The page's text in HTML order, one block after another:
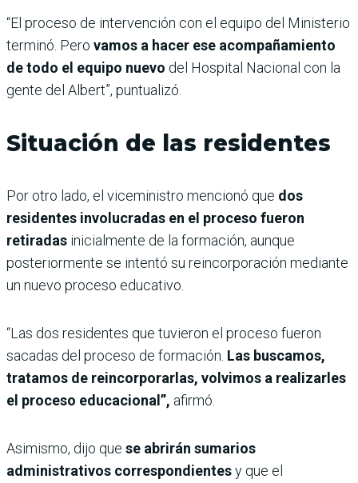
“El proceso de intervención con el equipo del Ministerio
terminó. Pero vamos a hacer ese acompañamiento
de todo el equipo nuevo del Hospital Nacional con la
gente del Albert”, puntualizó.
Situación de las residentes
Por otro lado, el viceministro mencionó que dos
residentes involucradas en el proceso fueron
retiradas inicialmente de la formación, aunque
posteriormente se intentó su reincorporación mediante
un nuevo proceso educativo.
“Las dos residentes que tuvieron el proceso fueron
sacadas del proceso de formación. Las buscamos,
tratamos de reincorporarlas, volvimos a realizarles
el proceso educacional”, afirmó.
Asimismo, dijo que se abrirán sumarios
administrativos correspondientesy que el